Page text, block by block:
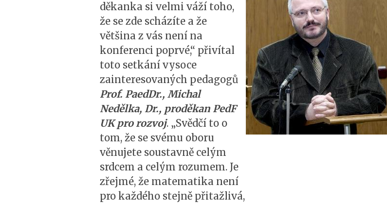
děkanka si velmi váží toho,
že se zde scházíte a že
většina z vás není na
konferenci poprvé,“ přivítal
toto setkání vysoce
zainteresovaných pedagogů
Prof. PaedDr., Michal
Nedělka, Dr., proděkan PedF
UK pro rozvoj. „Svědčí to o
tom, že se svému oboru
věnujete soustavně celým
srdcem a celým rozumem. Je
zřejmé, že matematika není
pro každého stejně přitažlivá,